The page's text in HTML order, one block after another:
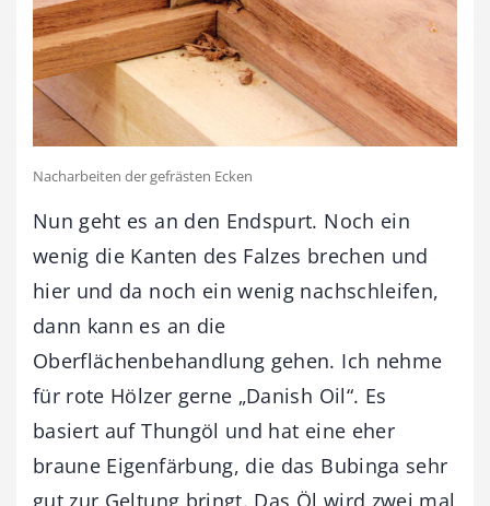
Nacharbeiten der gefrästen Ecken
Nun geht es an den Endspurt. Noch ein
wenig die Kanten des Falzes brechen und
hier und da noch ein wenig nachschleifen,
dann kann es an die
Oberflächenbehandlung gehen. Ich nehme
für rote Hölzer gerne „Danish Oil“. Es
basiert auf Thungöl und hat eine eher
braune Eigenfärbung, die das Bubinga sehr